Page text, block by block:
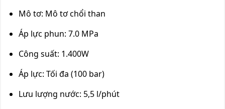
Mô tơ: Mô tơ chổi than
Áp lực phun: 7.0 MPa
Công suất: 1.400W
Áp lực: Tối đa (100 bar)
Lưu lượng nước: 5,5 l/phút